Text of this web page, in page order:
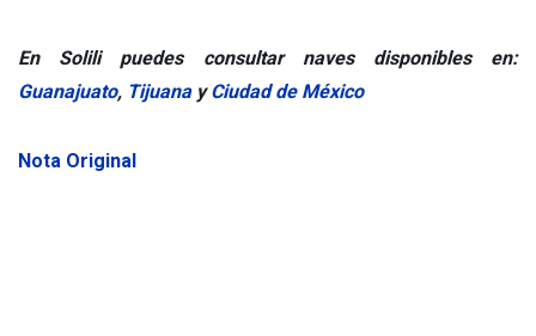
En Solili puedes consultar naves disponibles en:
Guanajuato, TijuanayCiudad de México
Nota Original